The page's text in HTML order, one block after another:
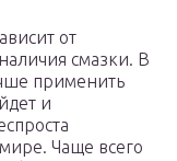
от
смазки. В
применить
и
Чаще всего